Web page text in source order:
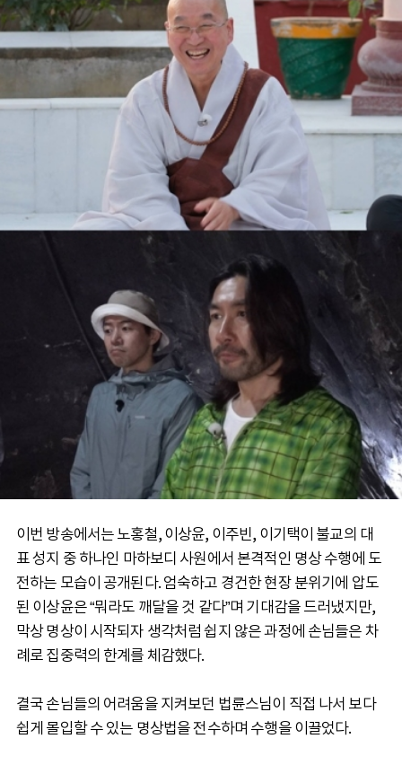
이번 방송에서는 노홍철, 이상윤, 이주빈, 이기택이 불교의 대
표 성지 중 하나인 마하보디 사원에서 본격적인 명상 수행에 도
전하는 모습이 공개된다. 엄숙하고 경건한 현장 분위기에 압도
된 이상윤은 “뭐라도 깨달을 것 같다”며 기대감을 드러냈지만,
막상 명상이 시작되자 생각처럼 쉽지 않은 과정에 손님들은 차
례로 집중력의 한계를 체감했다.
결국 손님들의 어려움을 지켜보던 법륜스님이 직접 나서 보다
쉽게 몰입할 수 있는 명상법을 전수하며 수행을 이끌었다.